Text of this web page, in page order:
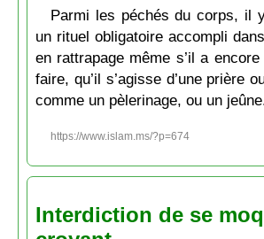
Parmi les péchés du corps, il
un rituel obligatoire accompli
en rattrapage même s’il a
faire, qu’il s’agisse d’une prière
comme un pèlerinage, ou un
https://www.islam.ms/?p=674
Interdiction de se